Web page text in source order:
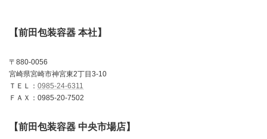
【前田包装容器 本社】
〒880-0056
宮崎県宮崎市神宮東2丁目3-10
ＴＥＬ： 0985-24-6311
ＦＡＸ：0985-20-7502
【前田包装容器 中央市場店】